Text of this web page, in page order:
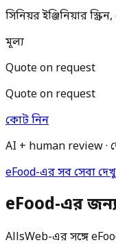
সিনিয়র ইঞ্জিনিয়ার
মূল্য
Quote on request
Quote on request
কোট নিন
AI + human review ·
eFood-এর সব সেবা
eFood-এর জন্য
AllsWeb-এর সঙ্গে